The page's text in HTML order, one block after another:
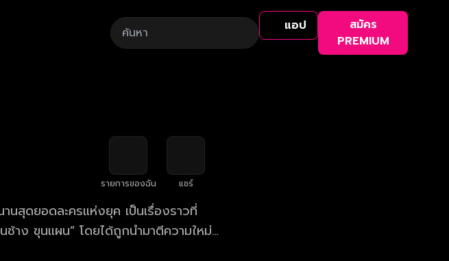
แอป
สมัคร
PREMIUM
รายการของฉัน แชร์
สุดยอดละครแห่งยุค เป็นเรื่องราวที่
าง ขุนแผน” โดยได้ถูกนำมาตีความใหม่
ดาวิกา โฮร์เน่”... สัมผัสแง่มุมลับที่ไม่